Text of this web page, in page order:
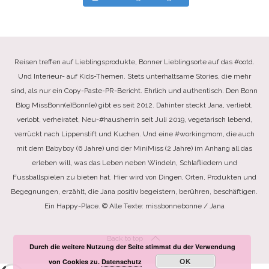
Reisen treffen auf Lieblingsprodukte, Bonner Lieblingsorte auf das #ootd.
Und Interieur- auf Kids-Themen. Stets unterhaltsame Stories, die mehr
sind, als nur ein Copy-Paste-PR-Bericht. Ehrlich und authentisch. Den Bonn
Blog MissBonn(e)Bonn(e) gibt es seit 2012. Dahinter steckt Jana, verliebt,
verlobt, verheiratet, Neu-#hausherrin seit Juli 2019, vegetarisch lebend,
verrückt nach Lippenstift und Kuchen. Und eine #workingmom, die auch
mit dem Babyboy (6 Jahre) und der MiniMiss (2 Jahre) im Anhang all das
erleben will, was das Leben neben Windeln, Schlafliedern und
Fussballspielen zu bieten hat. Hier wird von Dingen, Orten, Produkten und
Begegnungen, erzählt, die Jana positiv begeistern, berühren, beschäftigen.
Ein Happy-Place. © Alle Texte: missbonnebonne / Jana
Back to top
Durch die weitere Nutzung der Seite stimmst du der Verwendung
von Cookies zu.Datenschutz OK